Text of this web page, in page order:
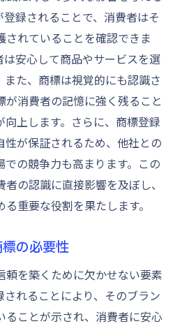
録されることで、消費者はそ
されていることを確認できま
は安心して商品やサービスを選
た、商標は視覚的にも認識さ
が消費者の記憶に強く残ること
上します。さらに、商標登録
性が保証されるため、他社との
の競争力も高まります。この
の認識に直接影響を及ぼし、
重要な役割を果たします。
の必要性
頼を築くために欠かせない要素
れることにより、そのブラン
ることが示され、消費者に安心